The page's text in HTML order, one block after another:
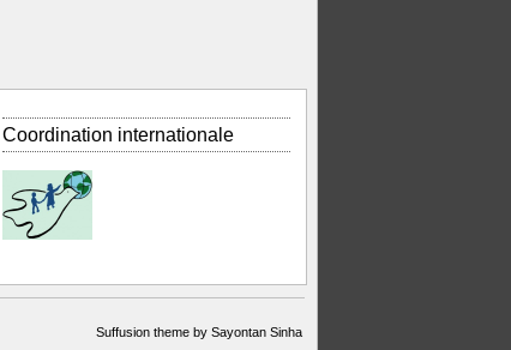
Coordination internationale
Suffusion theme by Sayontan Sinha